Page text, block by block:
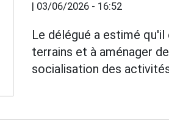
| 03/06/2026 - 16:52
Le délégué a estimé
terrains et à aménager
socialisation des